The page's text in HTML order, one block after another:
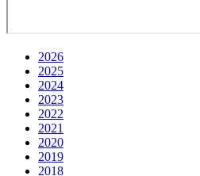
2026
2025
2024
2023
2022
2021
2020
2019
2018